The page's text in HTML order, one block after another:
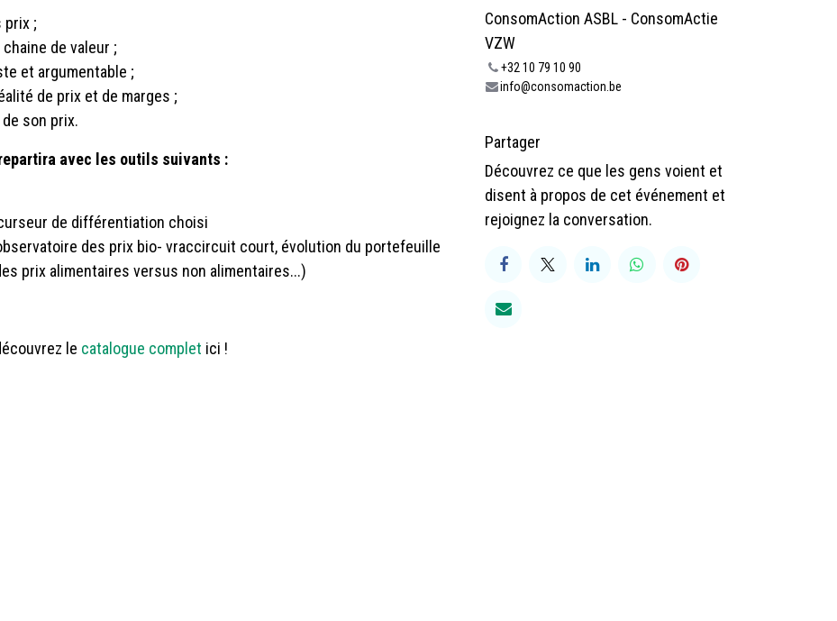
;
de valeur ;
et argumentable ;
de prix et de marges ;
son prix.
avec les outils suivants :
de différentiation choisi
des prix bio- vraccircuit court, évolution du portefeuille
prix alimentaires versus non alimentaires...)
le catalogue complet ici !
ConsomAction ASBL - ConsomActie
VZW
+32 10 79 10 90
info@consomaction.be
Partager
Découvrez ce que les gens voient et
disent à propos de cet événement et
rejoignez la conversation.